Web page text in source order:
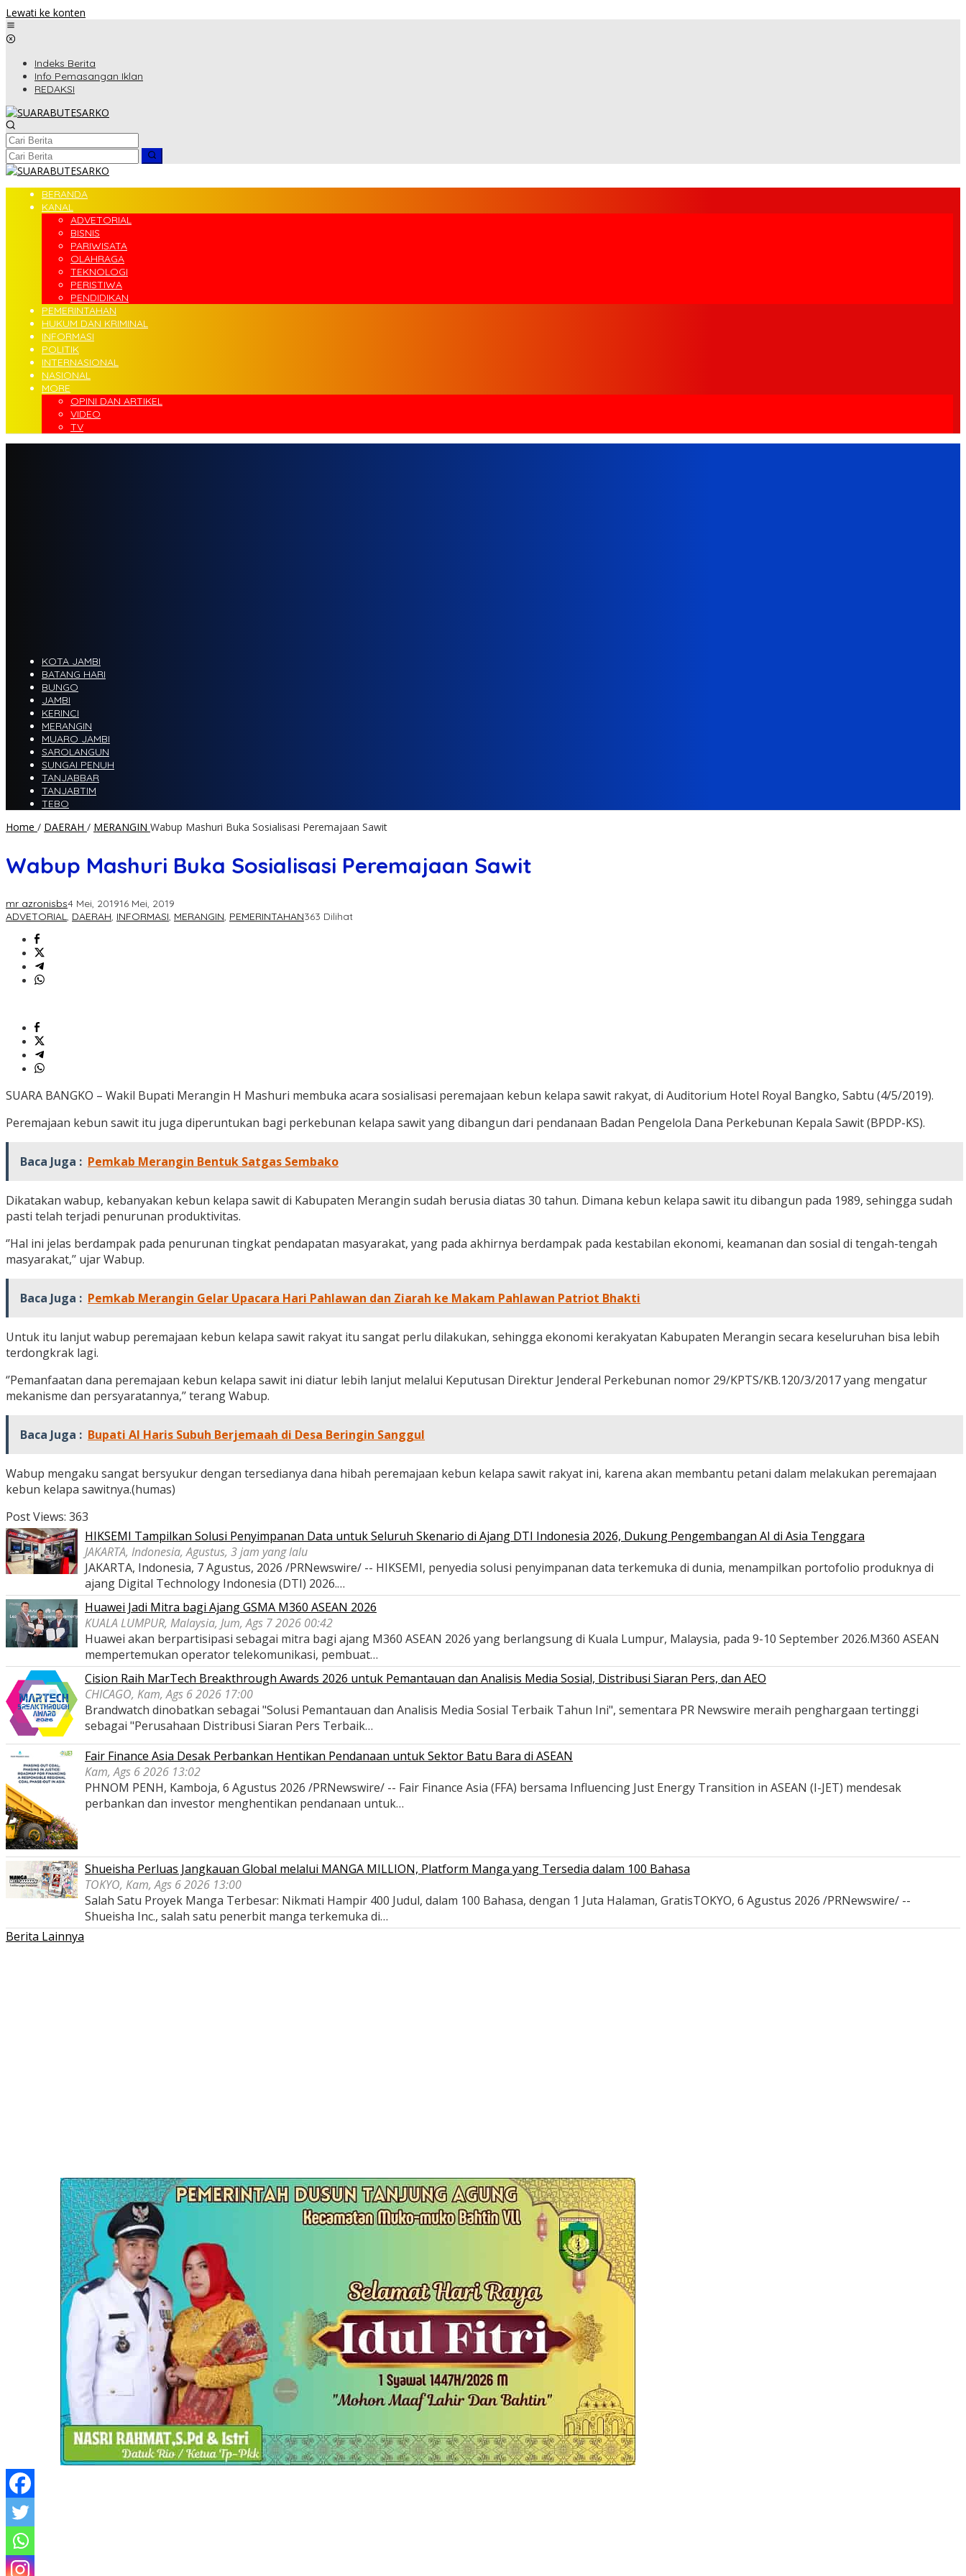
Lewati ke konten
Indeks Berita
Info Pemasangan Iklan
REDAKSI
BERANDA
KANAL
ADVETORIAL
BISNIS
PARIWISATA
OLAHRAGA
TEKNOLOGI
PERISTIWA
PENDIDIKAN
PEMERINTAHAN
HUKUM DAN KRIMINAL
INFORMASI
POLITIK
INTERNASIONAL
NASIONAL
MORE
OPINI DAN ARTIKEL
VIDEO
TV
KOTA JAMBI
BATANG HARI
BUNGO
JAMBI
KERINCI
MERANGIN
MUARO JAMBI
SAROLANGUN
SUNGAI PENUH
TANJABBAR
TANJABTIM
TEBO
Home / DAERAH / MERANGIN Wabup Mashuri Buka Sosialisasi Peremajaan Sawit
Wabup Mashuri Buka Sosialisasi Peremajaan Sawit
mr azronisbs4 Mei, 201916 Mei, 2019
ADVETORIAL, DAERAH, INFORMASI, MERANGIN, PEMERINTAHAN363 Dilihat
SUARA BANGKO – Wakil Bupati Merangin H Mashuri membuka acara sosialisasi peremajaan kebun kelapa sawit rakyat, di Auditorium Hotel Royal Bangko, Sabtu (4/5/2019).
Peremajaan kebun sawit itu juga diperuntukan bagi perkebunan kelapa sawit yang dibangun dari pendanaan Badan Pengelola Dana Perkebunan Kepala Sawit (BPDP-KS).
Baca Juga : Pemkab Merangin Bentuk Satgas Sembako
Dikatakan wabup, kebanyakan kebun kelapa sawit di Kabupaten Merangin sudah berusia diatas 30 tahun. Dimana kebun kelapa sawit itu dibangun pada 1989, sehingga sudah
pasti telah terjadi penurunan produktivitas.
‘’Hal ini jelas berdampak pada penurunan tingkat pendapatan masyarakat, yang pada akhirnya berdampak pada kestabilan ekonomi, keamanan dan sosial di tengah-tengah
masyarakat,’’ ujar Wabup.
Baca Juga : Pemkab Merangin Gelar Upacara Hari Pahlawan dan Ziarah ke Makam Pahlawan Patriot Bhakti
Untuk itu lanjut wabup peremajaan kebun kelapa sawit rakyat itu sangat perlu dilakukan, sehingga ekonomi kerakyatan Kabupaten Merangin secara keseluruhan bisa lebih
terdongkrak lagi.
‘’Pemanfaatan dana peremajaan kebun kelapa sawit ini diatur lebih lanjut melalui Keputusan Direktur Jenderal Perkebunan nomor 29/KPTS/KB.120/3/2017 yang mengatur
mekanisme dan persyaratannya,’’ terang Wabup.
Baca Juga : Bupati Al Haris Subuh Berjemaah di Desa Beringin Sanggul
Wabup mengaku sangat bersyukur dengan tersedianya dana hibah peremajaan kebun kelapa sawit rakyat ini, karena akan membantu petani dalam melakukan peremajaan
kebun kelapa sawitnya.(humas)
Post Views: 363
HIKSEMI Tampilkan Solusi Penyimpanan Data untuk Seluruh Skenario di Ajang DTI Indonesia 2026, Dukung Pengembangan AI di Asia Tenggara
JAKARTA, Indonesia, Agustus, 3 jam yang lalu
JAKARTA, Indonesia, 7 Agustus, 2026 /PRNewswire/ -- HIKSEMI, penyedia solusi penyimpanan data terkemuka di dunia, menampilkan portofolio produknya di
ajang Digital Technology Indonesia (DTI) 2026.…
Huawei Jadi Mitra bagi Ajang GSMA M360 ASEAN 2026
KUALA LUMPUR, Malaysia, Jum, Ags 7 2026 00:42
Huawei akan berpartisipasi sebagai mitra bagi ajang M360 ASEAN 2026 yang berlangsung di Kuala Lumpur, Malaysia, pada 9-10 September 2026.M360 ASEAN
mempertemukan operator telekomunikasi, pembuat…
Cision Raih MarTech Breakthrough Awards 2026 untuk Pemantauan dan Analisis Media Sosial, Distribusi Siaran Pers, dan AEO
CHICAGO, Kam, Ags 6 2026 17:00
Brandwatch dinobatkan sebagai "Solusi Pemantauan dan Analisis Media Sosial Terbaik Tahun Ini", sementara PR Newswire meraih penghargaan tertinggi
sebagai "Perusahaan Distribusi Siaran Pers Terbaik…
Fair Finance Asia Desak Perbankan Hentikan Pendanaan untuk Sektor Batu Bara di ASEAN
Kam, Ags 6 2026 13:02
PHNOM PENH, Kamboja, 6 Agustus 2026 /PRNewswire/ -- Fair Finance Asia (FFA) bersama Influencing Just Energy Transition in ASEAN (I-JET) mendesak
perbankan dan investor menghentikan pendanaan untuk…
Shueisha Perluas Jangkauan Global melalui MANGA MILLION, Platform Manga yang Tersedia dalam 100 Bahasa
TOKYO, Kam, Ags 6 2026 13:00
Salah Satu Proyek Manga Terbesar: Nikmati Hampir 400 Judul, dalam 100 Bahasa, dengan 1 Juta Halaman, GratisTOKYO, 6 Agustus 2026 /PRNewswire/ --
Shueisha Inc., salah satu penerbit manga terkemuka di…
Berita Lainnya